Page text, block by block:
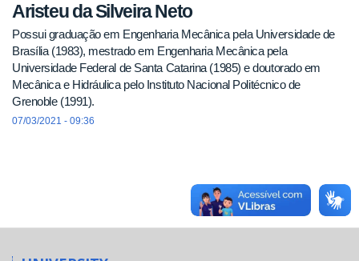
Aristeu da Silveira Neto
Possui graduação em Engenharia Mecânica pela Universidade de
Brasília (1983), mestrado em Engenharia Mecânica pela
Universidade Federal de Santa Catarina (1985) e doutorado em
Mecânica e Hidráulica pelo Instituto Nacional Politécnico de
Grenoble (1991).
07/03/2021 - 09:36